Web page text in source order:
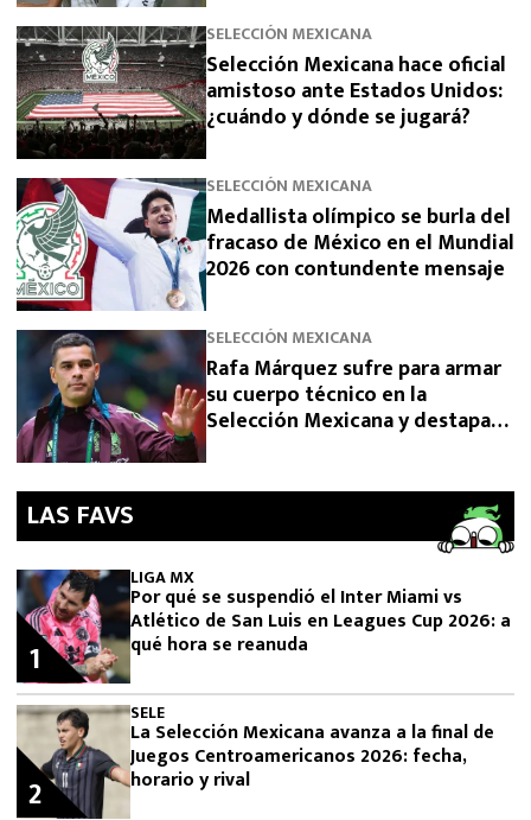
SELECCIÓN MEXICANA
Selección Mexicana hace oficial
amistoso ante Estados Unidos:
¿cuándo y dónde se jugará?
SELECCIÓN MEXICANA
Medallista olímpico se burla del
fracaso de México en el Mundial
2026 con contundente mensaje
SELECCIÓN MEXICANA
Rafa Márquez sufre para armar
su cuerpo técnico en la
Selección Mexicana y destapan
LAS FAVS
LIGA MX
Por qué se suspendió el Inter Miami vs
Atlético de San Luis en Leagues Cup 2026: a
qué hora se reanuda
1
SELE
La Selección Mexicana avanza a la final de
Juegos Centroamericanos 2026: fecha,
horario y rival
2